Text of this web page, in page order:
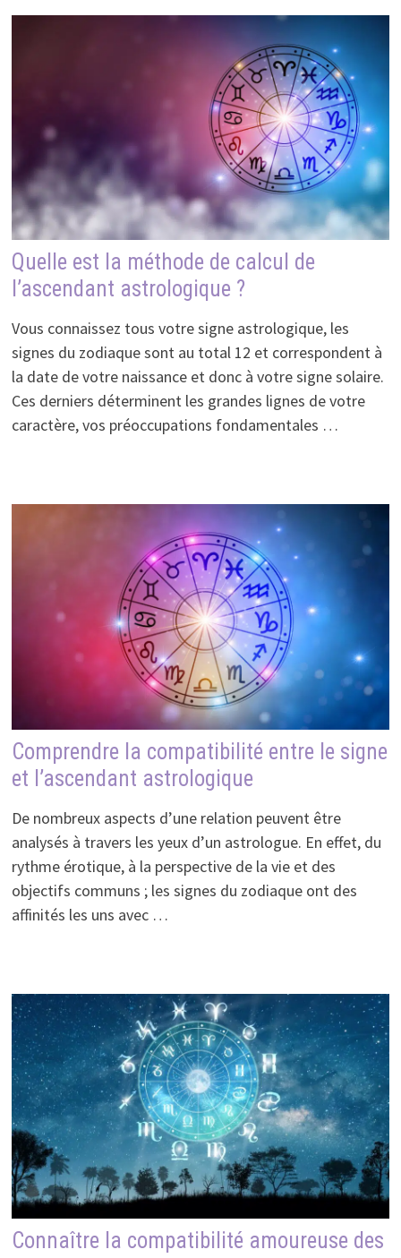
Quelle est la méthode de calcul de
l’ascendant astrologique ?
Vous connaissez tous votre signe astrologique, les
signes du zodiaque sont au total 12 et correspondent à
la date de votre naissance et donc à votre signe solaire.
Ces derniers déterminent les grandes lignes de votre
caractère, vos préoccupations fondamentales …
Comprendre la compatibilité entre le signe
et l’ascendant astrologique
De nombreux aspects d’une relation peuvent être
analysés à travers les yeux d’un astrologue. En effet, du
rythme érotique, à la perspective de la vie et des
objectifs communs ; les signes du zodiaque ont des
affinités les uns avec …
Connaître la compatibilité amoureuse des